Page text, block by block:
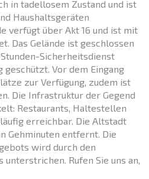
in tadellosem Zustand und ist
Haushaltsgeräten
verfügt über Akt 16 und ist mit
Das Gelände ist geschlossen
Sicherheitsdienst
Vor dem Eingang
zur Verfügung, zudem ist
Die Infrastruktur der Gegend
Restaurants, Haltestellen
erreichbar. Die Altstadt
Gehminuten entfernt. Die
wird durch den
Rufen Sie uns an,